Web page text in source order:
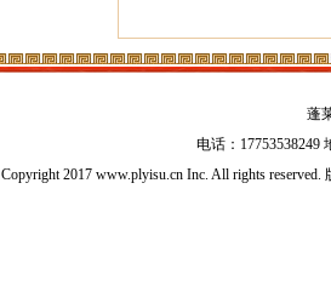
蓬
电话：17753538249
Copyright 2017 www.plyisu.cn Inc. All rights